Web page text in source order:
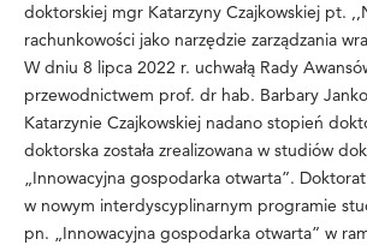
doktorskiej mgr Katarzyny Czajkowskiej pt.
rachunkowości jako narzędzie zarządzania
W dniu 8 lipca 2022 r. uchwałą Rady
przewodnictwem prof. dr hab. Barbary
Katarzynie Czajkowskiej nadano stopień
doktorska została zrealizowana w studiów
„Innowacyjna gospodarka otwarta”. Doktorat
w nowym interdyscyplinarnym programie
pn. „Innowacyjna gospodarka otwarta” w